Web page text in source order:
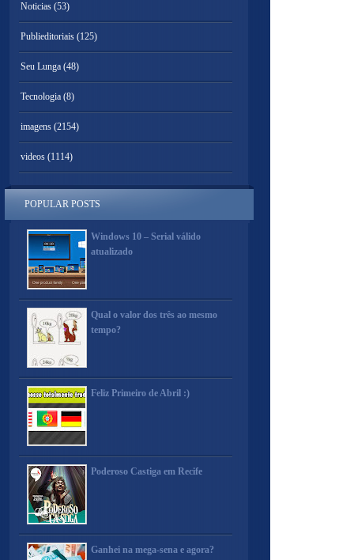
Noticias (53)
Publieditoriais (125)
Seu Lunga (48)
Tecnologia (8)
imagens (2154)
videos (1114)
POPULAR POSTS
Windows 10 – Serial válido
atualizado
Qual o valor dos três ao mesmo
tempo?
Feliz Primeiro de Abril :)
Poderoso Castiga em Recife
Ganhei na mega-sena e agora?